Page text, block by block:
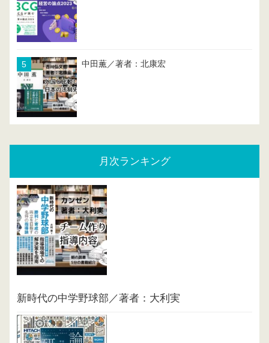
中田薫／著者：北康宏
月次ランキング
新時代の中学野球部／著者：大利実